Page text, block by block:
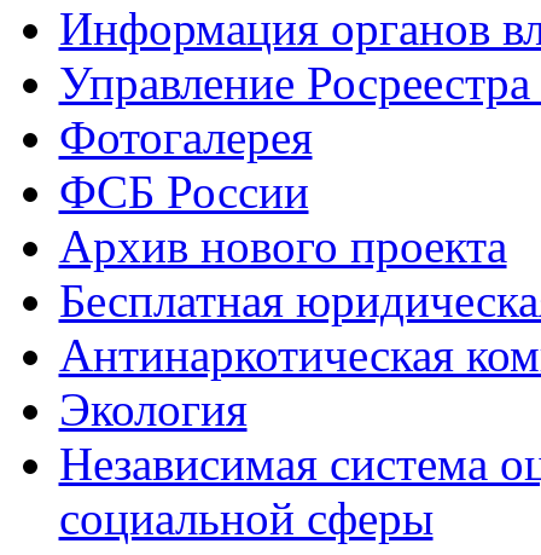
Информация органов
Управление
Фотогалерея
ФСБ России
Архив нового проекта
Бесплатная
Антинаркотическая
Экология
Независимая система
социальной сферы